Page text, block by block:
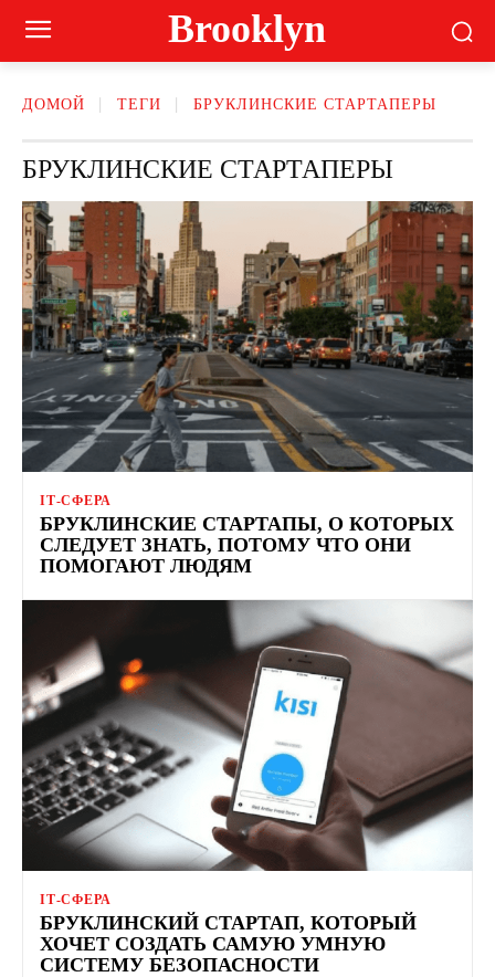
Brooklyn
ДОМОЙ ТЕГИ БРУКЛИНСКИЕ СТАРТАПЕРЫ
БРУКЛИНСКИЕ СТАРТАПЕРЫ
ІТ-СФЕРА
БРУКЛИНСКИЕ СТАРТАПЫ, О КОТОРЫХ
СЛЕДУЕТ ЗНАТЬ, ПОТОМУ ЧТО ОНИ
ПОМОГАЮТ ЛЮДЯМ
ІТ-СФЕРА
БРУКЛИНСКИЙ СТАРТАП, КОТОРЫЙ
ХОЧЕТ СОЗДАТЬ САМУЮ УМНУЮ
СИСТЕМУ БЕЗОПАСНОСТИ